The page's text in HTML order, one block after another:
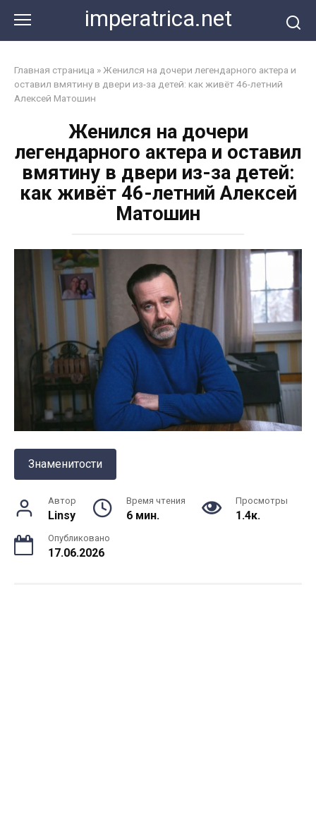
контенту
imperatrica.net
Главная страница » Женился на дочери легендарного актера и
оставил вмятину в двери из-за детей: как живёт 46-летний
Алексей Матошин
Женился на дочери
легендарного актера и оставил
вмятину в двери из-за детей:
как живёт 46-летний Алексей
Матошин
Знаменитости
Автор
Linsy
Время чтения
6 мин.
Просмотры
1.4к.
Опубликовано
17.06.2026